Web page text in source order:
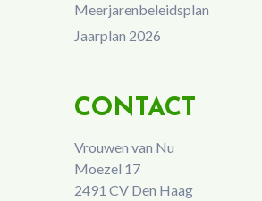
Meerjarenbeleidsplan
Jaarplan 2026
CONTACT
Vrouwen van Nu
Moezel 17
2491 CV Den Haag